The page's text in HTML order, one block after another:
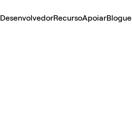
DesenvolvedorRecursoApoiarBlogue